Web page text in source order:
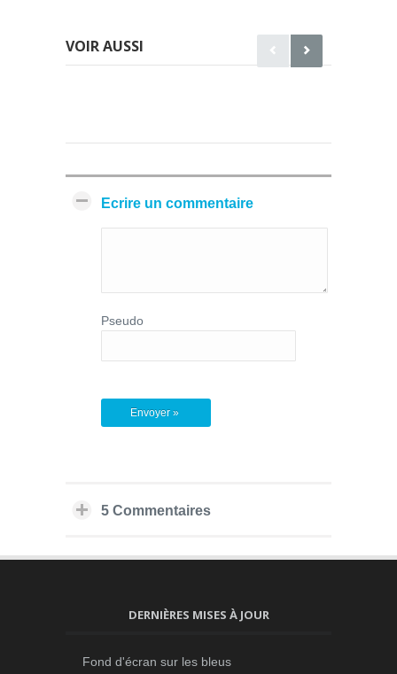
VOIR AUSSI
Ecrire un commentaire
Pseudo
5 Commentaires
DERNIÈRES MISES À JOUR
Fond d'écran sur les bleus